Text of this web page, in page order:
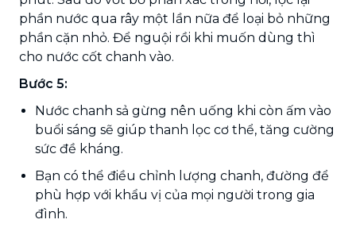
phần nước qua rây một lần nữa để loại bỏ những
phần cặn nhỏ. Để nguội rồi khi muốn dùng thì
cho nước cốt chanh vào.
Bước 5:
Nước chanh sả gừng nên uống khi còn ấm vào
buổi sáng sẽ giúp thanh lọc cơ thể, tăng cường
sức đề kháng.
Bạn có thể điều chỉnh lượng chanh, đường để
phù hợp với khẩu vị của mọi người trong gia
đình.